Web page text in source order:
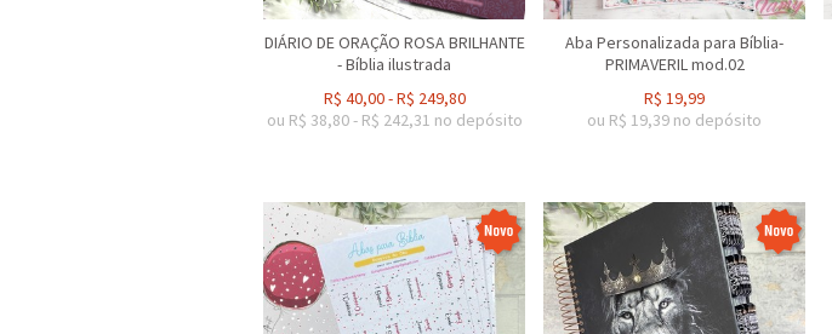
DIÁRIO DE ORAÇÃO ROSA BRILHANTE
- Bíblia ilustrada
R$ 40,00-R$ 249,80
ou R$ 38,80- R$ 242,31 no depósito
Aba Personalizada para Bíblia-
PRIMAVERIL mod.02
R$ 19,99
ou R$ 19,39 no depósito